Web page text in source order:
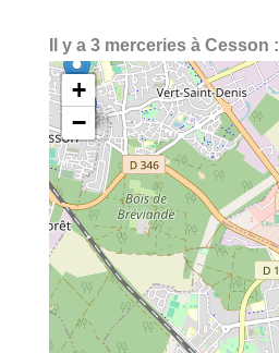
Il y a 3 merceries à Cesson :
+
−